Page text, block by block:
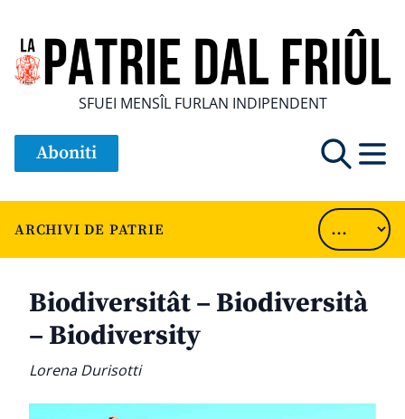
SFUEI MENSÎL FURLAN INDIPENDENT
Aboniti
ARCHIVI DE PATRIE
Biodiversitât – Biodiversità
– Biodiversity
Lorena Durisotti